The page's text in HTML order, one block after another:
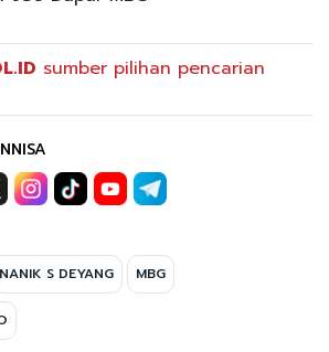
sumber pilihan pencarian
NANIK S DEYANG MBG